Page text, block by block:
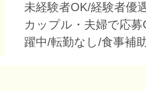
未経験者OK/経験者優
カップル・夫婦で応
躍中/転勤なし/食事補